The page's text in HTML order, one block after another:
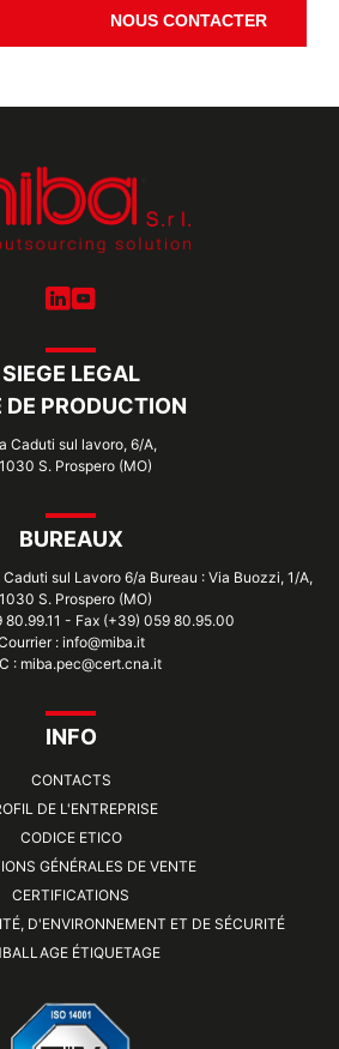
NOUS CONTACTER
SIEGE LEGAL
DE PRODUCTION
Caduti sul lavoro, 6/A,
S. Prospero (MO)
BUREAUX
sul Lavoro 6/a Bureau : Via Buozzi, 1/A,
S. Prospero (MO)
80.99.11 - Fax (+39) 059 80.95.00
: info@miba.it
: miba.pec@cert.cna.it
INFO
CONTACTS
DE L'ENTREPRISE
CODICE ETICO
GÉNÉRALES DE VENTE
CERTIFICATIONS
D'ENVIRONNEMENT ET DE SÉCURITÉ
ÉTIQUETAGE